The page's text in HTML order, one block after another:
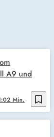
bookmark_border
Min.
A9 und